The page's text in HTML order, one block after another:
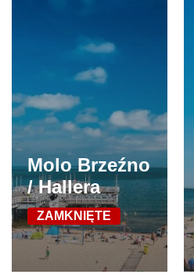
Molo Brzeźno
/ Hallera
ZAMKNIĘTE